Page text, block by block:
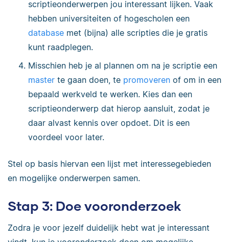
scriptieonderwerpen jou interessant lijken. Vaak
hebben universiteiten of hogescholen een
database met (bijna) alle scripties die je gratis
kunt raadplegen.
Misschien heb je al plannen om na je scriptie een
master te gaan doen, te promoveren of om in een
bepaald werkveld te werken. Kies dan een
scriptieonderwerp dat hierop aansluit, zodat je
daar alvast kennis over opdoet. Dit is een
voordeel voor later.
Stel op basis hiervan een lijst met interessegebieden
en mogelijke onderwerpen samen.
Stap 3: Doe vooronderzoek
Zodra je voor jezelf duidelijk hebt wat je interessant